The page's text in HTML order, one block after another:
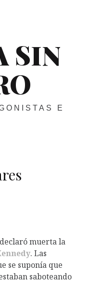
SIN
E
declaró muerta la
. Las
se suponía que
saboteando